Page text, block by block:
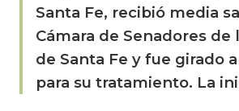
Santa Fe, recibió media
Cámara de Senadores de
de Santa Fe y fue girado
para su tratamiento. La